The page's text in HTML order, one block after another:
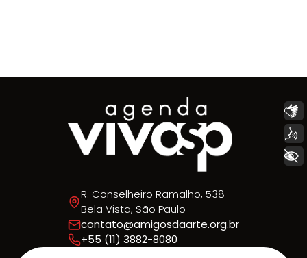
R. Conselheiro Ramalho, 538
Bela Vista, São Paulo
contato@amigosdaarte.org.br
+55 (11) 3882-8080
+ Acessibilidade